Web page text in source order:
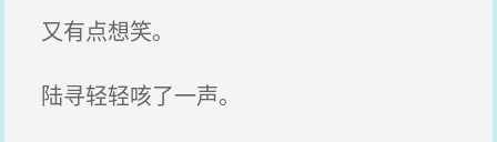
又有点想笑。
陆寻轻轻咳了一声。